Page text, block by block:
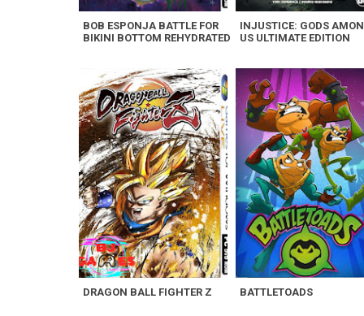
BOB ESPONJA BATTLE FOR
BIKINI BOTTOM REHYDRATED
INJUSTICE: GODS
US ULTIMATE EDITION
DRAGON BALL FIGHTER Z BATTLETOADS